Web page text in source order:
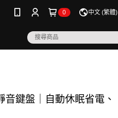
0 中文 (繁體)
音鍵盤｜自動休眠省電、